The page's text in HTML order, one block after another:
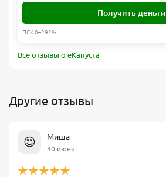
Получить деньги
ПСК 0–292%
Все отзывы о еКапуста
Другие отзывы
😍 Миша
30 июня